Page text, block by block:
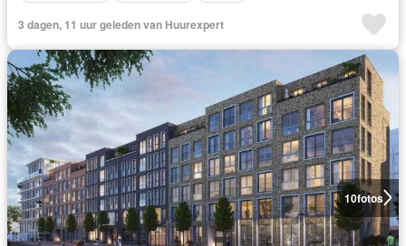
3 dagen, 11 uur geleden van Huurexpert
10fotos